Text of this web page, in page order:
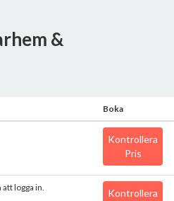
&
Boka
Kontrollera
Pris
logga in.
Kontrollera